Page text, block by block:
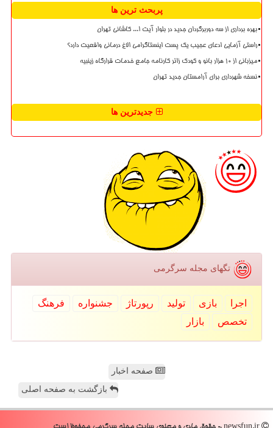
پربحث ترین ها
بهره برداری از سه دوربرگردان جدید در بلوار آیت ا... کاشانی تهران
راستی آزمایی ادعای عجیب یک پست اینستاگرامی الاغ درمانی واقعیت دارد؟
میزبانی از ۱۰ هزار بانو و کودک زائر کارنامه جامع خدمات قرارگاه زینبیه
نسخه شهرداری برای آرامستان جدید تهران
جدیدترین ها
تگهای مجله سرگرمی
اجرا بازی تولید رپورتاژ جشنواره
فرهنگ
تخصص
بازار
صفحه اخبار
بازگشت به صفحه اصلی